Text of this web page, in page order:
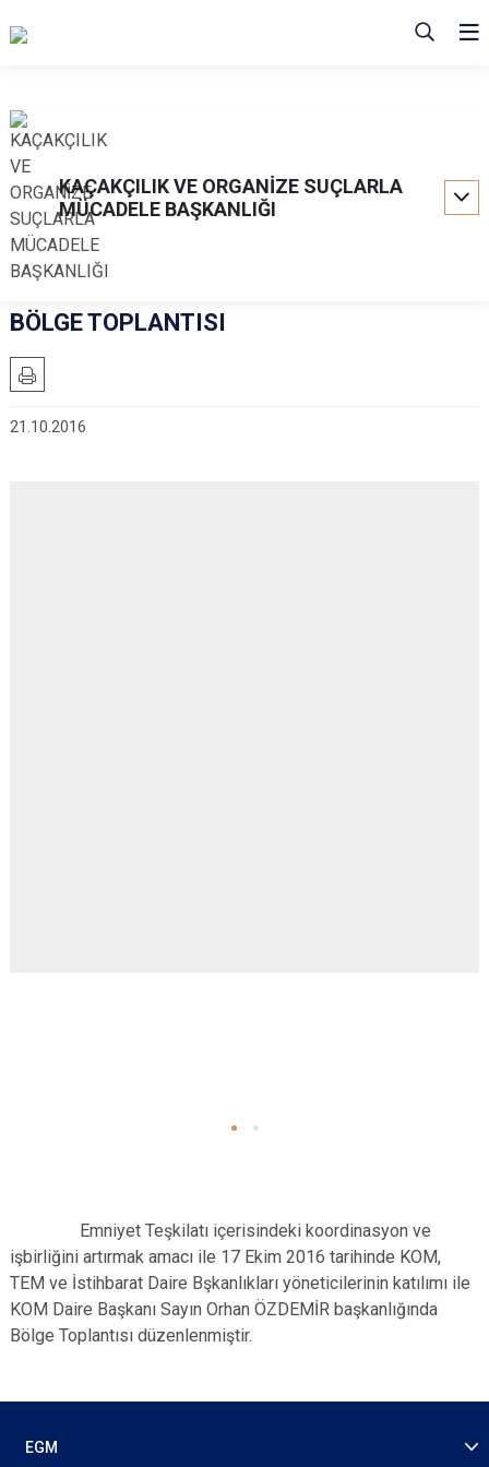
KAÇAKÇILIK VE ORGANİZE SUÇLARLA
MÜCADELE BAŞKANLIĞI
BÖLGE TOPLANTISI
21.10.2016
Emniyet Teşkilatı içerisindeki koordinasyon ve
işbirliğini artırmak amacı ile 17 Ekim 2016 tarihinde KOM,
TEM ve İstihbarat Daire Bşkanlıkları yöneticilerinin katılımı ile
KOM Daire Başkanı Sayın Orhan ÖZDEMİR başkanlığında
Bölge Toplantısı düzenlenmiştir.
EGM